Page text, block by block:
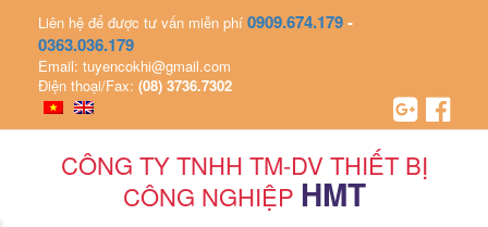
Liên hệ để được tư vấn miễn phí 0909.674.179-
0363.036.179
Email: tuyencokhi@gmail.com
Điện thoại/Fax: (08) 3736.7302
CÔNG TY TNHH TM-DV THIẾT BỊ
CÔNG NGHIỆP HMT